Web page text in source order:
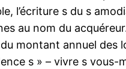
l’écriture s du s
au nom du
montant annuel
s » – vivre s vous-